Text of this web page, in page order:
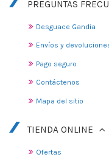
PREGUNTAS
Desguace Gandia
Envíos y
Pago seguro
Contáctenos
Mapa del sitio
TIENDA ONLINE
Ofertas